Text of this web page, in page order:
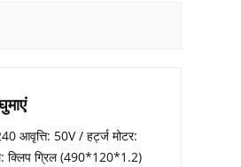
आवृत्ति: 50V / हर्ट्ज मोटर:
क्लिप ग्रिल (490*120*1.2)